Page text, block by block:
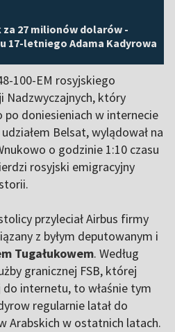
27 milionów dolarów -
17-letniego Adama Kadyrowa
100-EM rosyjskiego
Nadzwyczajnych, który
po doniesieniach w internecie
Belsat, wylądował na
o godzinie 1:10 czasu
rosyjski emigracyjny
przyleciał Airbus firmy
z byłym deputowanym i
Tugałukowem. Według
granicznej FSB, której
do internetu, to właśnie tym
regularnie latał do
Arabskich w ostatnich latach.